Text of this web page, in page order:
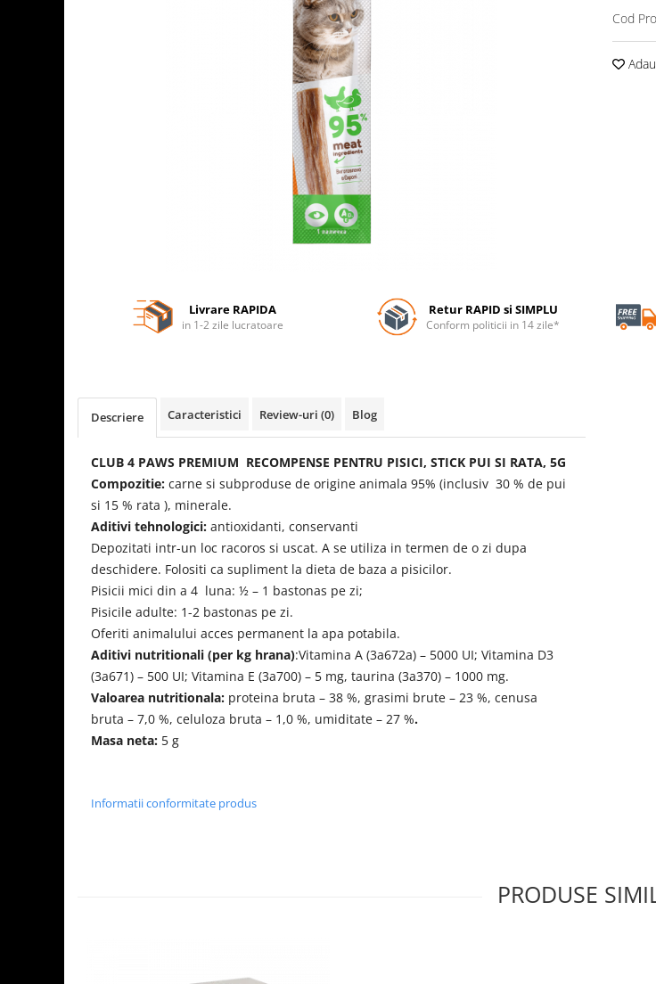
Cod
Livrare RAPIDA
in 1-2 zile lucratoare
Retur RAPID si SIMPLU
Conform politicii in 14 zile*
Descriere Caracteristici Review-uri (0) Blog
CLUB 4 PAWS PREMIUM RECOMPENSE PENTRU PISICI, STICK PUI SI RATA, 5G
Compozitie: carne si subproduse de origine animala 95% (inclusiv 30 % de pui
si 15 % rata ), minerale.
Aditivi tehnologici: antioxidanti, conservanti
Depozitati intr-un loc racoros si uscat. A se utiliza in termen de o zi dupa
deschidere. Folositi ca supliment la dieta de baza a pisicilor.
Pisicii mici din a 4 luna: ½ – 1 bastonas pe zi;
Pisicile adulte: 1-2 bastonas pe zi.
Oferiti animalului acces permanent la apa potabila.
Aditivi nutritionali (per kg hrana):Vitamina A (3а672а) – 5000 UI; Vitamina D3
(3а671) – 500 UI; Vitamina E (3а700) – 5 mg, taurina (3а370) – 1000 mg.
Valoarea nutritionala: proteina bruta – 38 %, grasimi brute – 23 %, cenusa
bruta – 7,0 %, celuloza bruta – 1,0 %, umiditate – 27 %.
Masa neta: 5 g
Informatii conformitate produs
PRODUSE